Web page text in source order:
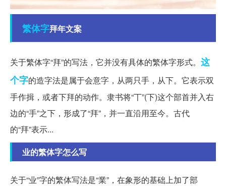
繁体字拜年文案
关于繁体字“拜”的写法，它并没有具体的繁体字形式。 这
个字的造字法是属于会意字，从两只手，从下。它表示双
手作揖，或者下拜的动作。隶书将“丅”(下)这个部首并入右
边的“手”之下，形成了“拜”，并一直沿用至今。古代
的“拜”表示...
业的繁体字怎么写
关于“业”字的繁体写法是“業”，在象形的基础上加了部